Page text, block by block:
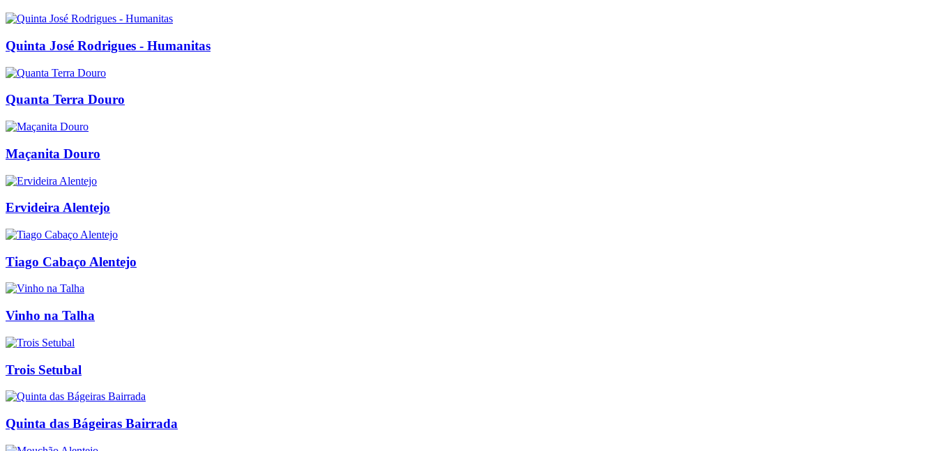
Quinta José Rodrigues - Humanitas
Quanta Terra Douro
Maçanita Douro
Ervideira Alentejo
Tiago Cabaço Alentejo
Vinho na Talha
Trois Setubal
Quinta das Bágeiras Bairrada